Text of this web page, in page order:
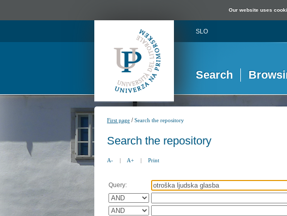
Our website uses
SLO
Search
First page /Search the repository
Search the repository
A- | A+ | Print
Query: